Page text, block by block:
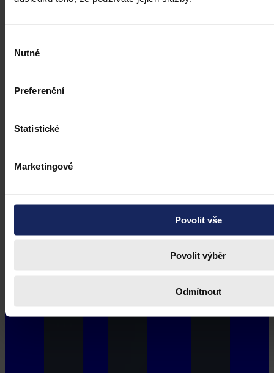
souhlasu
Nutné
Preferenční
Statistické
Marketingové
Povolit vše
Povolit výběr
Odmítnout